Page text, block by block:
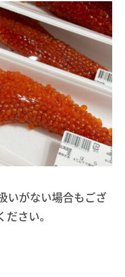
いがない場合もござ
さい。